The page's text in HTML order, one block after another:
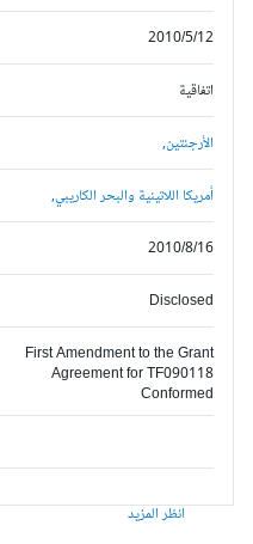
2010/5/12
اتفاقية
الأرجنتين,
أمريكا اللاتينية والبحر الكاريبي,
2010/8/16
Disclosed
First Amendment to the Grant
Agreement for TF090118
Conformed
انظر المزيد